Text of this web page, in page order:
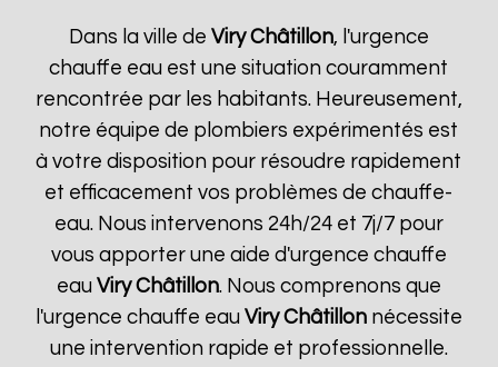
Dans la ville de Viry Châtillon, l'urgence
chauffe eau est une situation couramment
rencontrée par les habitants. Heureusement,
notre équipe de plombiers expérimentés est
à votre disposition pour résoudre rapidement
et efficacement vos problèmes de chauffe-
eau. Nous intervenons 24h/24 et 7j/7 pour
vous apporter une aide d'urgence chauffe
eau Viry Châtillon. Nous comprenons que
l'urgence chauffe eau Viry Châtillonnécessite
une intervention rapide et professionnelle.